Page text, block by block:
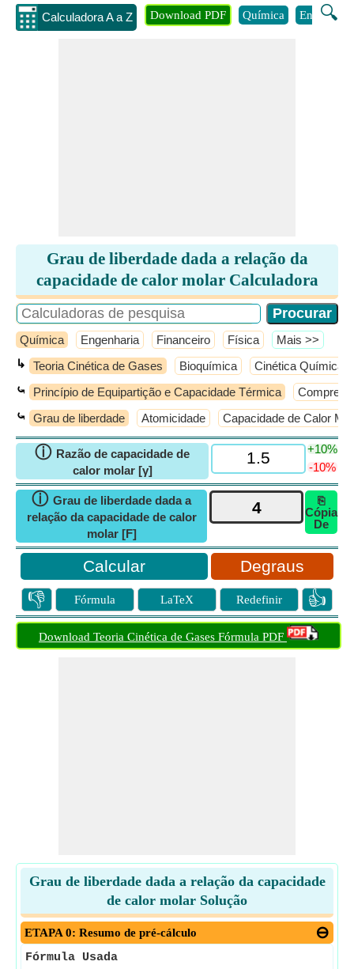
Calculadora A a Z 🔍
Download PDF Química
Grau de liberdade dada a relação da
capacidade de calor molar Calculadora
Química Engenharia Financeiro Física ​Mais >>
↳ Teoria Cinética de Gases Bioquímica Cinética Química
⤿ Princípio de Equipartição e Capacidade Térmica
⤿ Grau de liberdade Atomicidade Capacidade de Calor
ⓘ Razão de capacidade de
calor molar [γ]
+10%
-10%
ⓘ Grau de liberdade dada a
relação da capacidade de calor
molar [F]
⎘
Cópia
De
Degraus
👎 Fórmula LaTeX Redefinir 👍
Download Teoria Cinética de Gases Fórmula PDF
Grau de liberdade dada a relação da capacidade
de calor molar Solução
ETAPA 0: Resumo de pré-cálculo
Fórmula Usada